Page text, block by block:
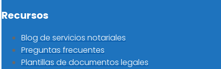
Recursos
Blog de servicios notariales
Preguntas frecuentes
Plantillas de documentos legales